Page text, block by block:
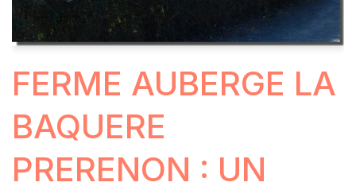
FERME AUBERGE LA
BAQUERE
PRERENON : UN